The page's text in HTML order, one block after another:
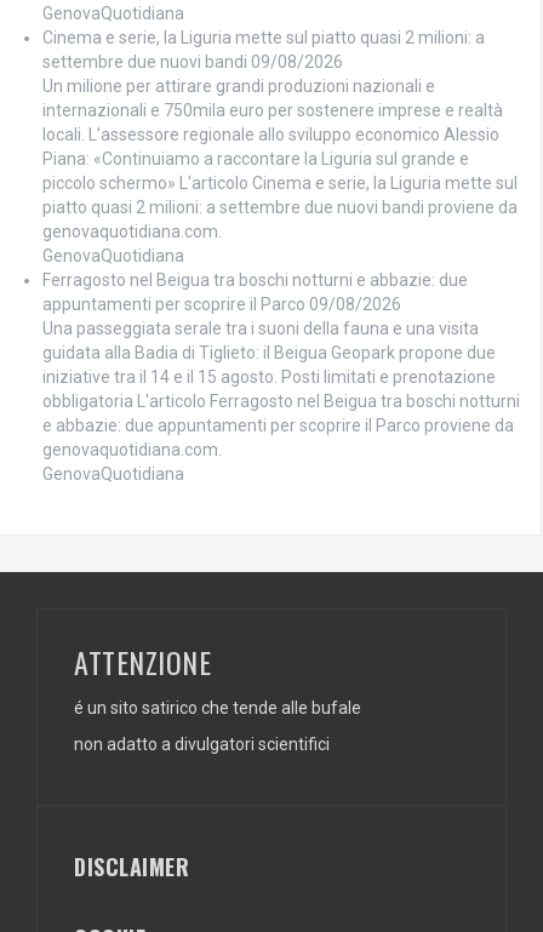
GenovaQuotidiana
Cinema e serie, la Liguria mette sul piatto quasi 2 milioni: a
settembre due nuovi bandi 09/08/2026
Un milione per attirare grandi produzioni nazionali e
internazionali e 750mila euro per sostenere imprese e realtà
locali. L’assessore regionale allo sviluppo economico Alessio
Piana: «Continuiamo a raccontare la Liguria sul grande e
piccolo schermo» L'articolo Cinema e serie, la Liguria mette sul
piatto quasi 2 milioni: a settembre due nuovi bandi proviene da
genovaquotidiana.com.
GenovaQuotidiana
Ferragosto nel Beigua tra boschi notturni e abbazie: due
appuntamenti per scoprire il Parco 09/08/2026
Una passeggiata serale tra i suoni della fauna e una visita
guidata alla Badia di Tiglieto: il Beigua Geopark propone due
iniziative tra il 14 e il 15 agosto. Posti limitati e prenotazione
obbligatoria L'articolo Ferragosto nel Beigua tra boschi notturni
e abbazie: due appuntamenti per scoprire il Parco proviene da
genovaquotidiana.com.
GenovaQuotidiana
ATTENZIONE
é un sito satirico che tende alle bufale
non adatto a divulgatori scientifici
DISCLAIMER